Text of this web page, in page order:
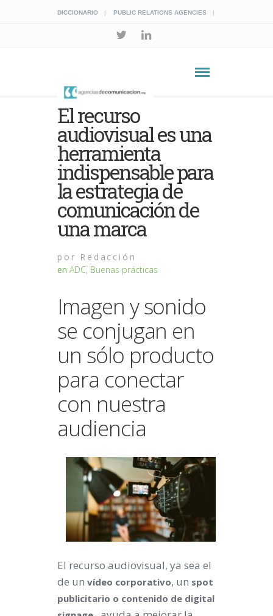
DICCIONARIO PUBLIC RELATIONS AGENCIES
El recurso
audiovisual es una
herramienta
indispensable para
la estrategia de
comunicación de
una marca
por Redacción
en ADC, Buenas prácticas
Imagen y sonido
se conjugan en
un sólo producto
para conectar
con nuestra
audiencia
El recurso audiovisual, ya sea el
de un vídeo corporativo, un spot
publicitario o contenido de digital